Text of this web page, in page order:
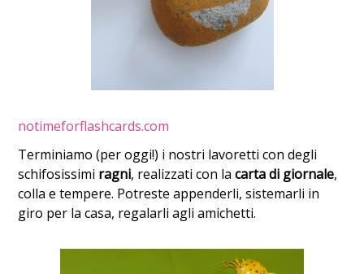
notimeforflashcards.com
Terminiamo (per oggi!) i nostri lavoretti con degli
schifosissimi ragni, realizzati con lacarta di giornale,
colla e tempere. Potreste appenderli, sistemarli in
giro per la casa, regalarli agli amichetti.